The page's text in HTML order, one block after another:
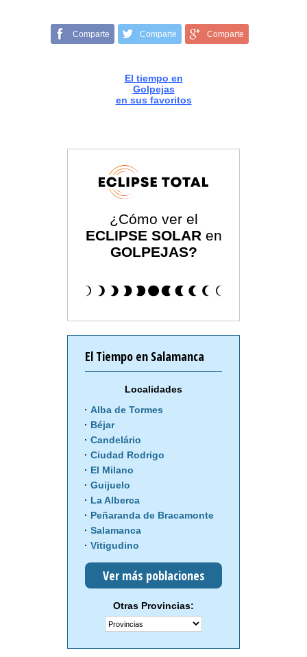
Comparte Comparte Comparte
El tiempo en
Golpejas
en sus favoritos
¿Cómo ver el
ECLIPSE SOLAR en
GOLPEJAS?
El Tiempo en Salamanca
Localidades
Alba de Tormes
Béjar
Candelário
Ciudad Rodrigo
El Milano
Guijuelo
La Alberca
Peñaranda de Bracamonte
Salamanca
Vitigudino
Ver más poblaciones
Otras Provincias: